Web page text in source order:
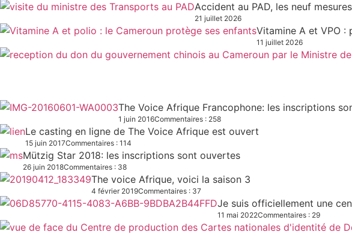
Accident au PAD, les neuf
21 juillet 2026
Vitamine A et VPO :
11 juillet 2026
The Voice Afrique Francophone: les inscriptions
1 juin 2016Commentaires : 258
Le casting en ligne de The Voice Afrique est ouvert
15 juin 2017Commentaires : 114
Mützig Star 2018: les inscriptions sont ouvertes
26 juin 2018Commentaires : 38
The voice Afrique, voici la saison 3
4 février 2019Commentaires : 37
Je suis officiellement une
11 mai 2022Commentaires : 29